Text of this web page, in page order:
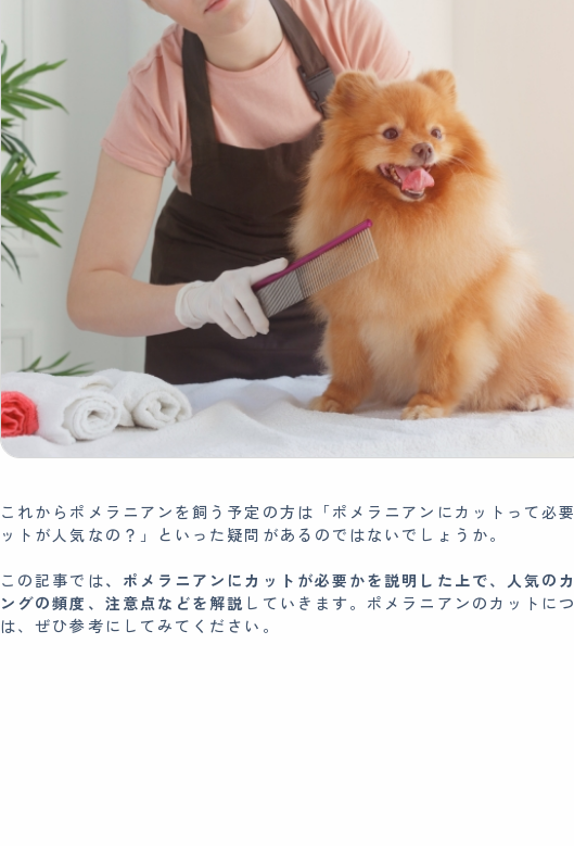
これからポメラニアンを飼う予定の方は「ポメラニアンにカットって必
ットが人気なの？」といった疑問があるのではないでしょうか。
この記事では、ポメラニアンにカットが必要かを説明した上で、人気の
ングの頻度、注意点などを解説 していきます。ポメラニアンのカットに
は、ぜひ参考にしてみてください。